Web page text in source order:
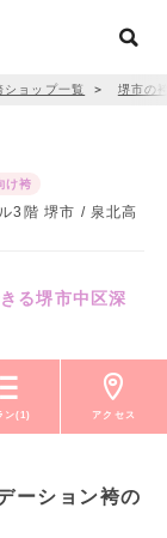
ショップ一覧 ＞ 堺市の
け袴
3階 堺市 / 泉北高
る堺市中区深
ン(1) アクセス
ーション袴の